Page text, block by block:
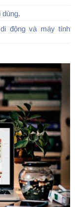
dùng.
động và máy tính